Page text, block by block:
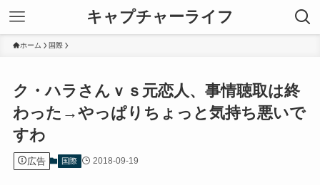
キャプチャーライフ
ホーム 国際
ク・ハラさんｖｓ元恋人、事情聴取は終
わった→やっぱりちょっと気持ち悪いで
すわ
広告 国際 2018-09-19